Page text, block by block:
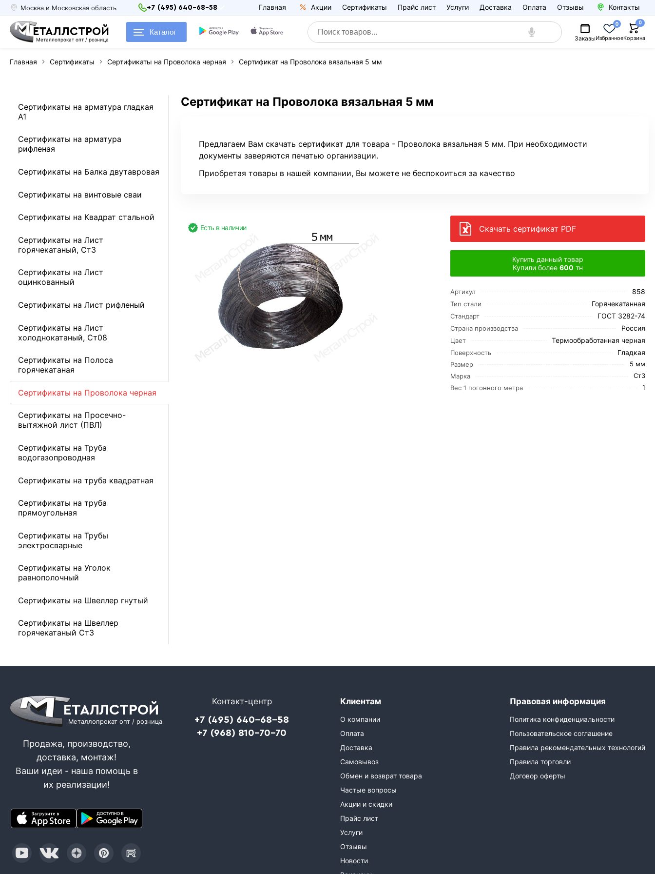
Москва и Московская область +7 (495) 640-68-58 Главная Акции Сертификаты Прайс лист Услуги Доставка Оплата Отзывы Контакты
ЕТАЛЛСТРОЙ
Металлопрокат опт / розница
Каталог
ЗаказыИзбранное
0
Корзина
0
Главная Сертификаты Сертификаты на Проволока черная Сертификат на Проволока вязальная 5 мм
Сертификаты на арматура гладкая
А1
Сертификаты на арматура
рифленая
Сертификаты на Балка двутавровая
Сертификаты на винтовые сваи
Сертификаты на Квадрат стальной
Сертификаты на Лист
горячекатаный, Ст3
Сертификаты на Лист
оцинкованный
Сертификаты на Лист рифленый
Сертификаты на Лист
холоднокатаный, Ст08
Сертификаты на Полоса
горячекатаная
Сертификаты на Проволока черная
Сертификаты на Просечно-
вытяжной лист (ПВЛ)
Сертификаты на Труба
водогазопроводная
Сертификаты на труба квадратная
Сертификаты на труба
прямоугольная
Сертификаты на Трубы
электросварные
Сертификаты на Уголок
равнополочный
Сертификаты на Швеллер гнутый
Сертификаты на Швеллер
горячекатаный Ст3
Сертификат на Проволока вязальная 5 мм
Предлагаем Вам скачать сертификат для товара - Проволока вязальная 5 мм. При необходимости
документы заверяются печатью организации.
Приобретая товары в нашей компании, Вы можете не беспокоиться за качество
Есть в наличии Скачать сертификат PDF
Купить данный товар
Купили более 600 тн
Артикул 858
Тип стали Горячекатанная
Стандарт ГОСТ 3282-74
Страна производства Россия
Цвет Термообработанная черная
Поверхность Гладкая
Размер
5 мм
Марка
Ст3
Вес 1 погонного метра
1
ЕТАЛЛСТРОЙ
Металлопрокат опт / розница
Продажа, производство,
доставка, монтаж!
Ваши идеи - наша помощь в
их реализации!
Контакт-центр
+7 (495) 640-68-58
+7 (968) 810-70-70
Клиентам
О компании
Оплата
Доставка
Самовывоз
Обмен и возврат товара
Частые вопросы
Акции и скидки
Прайс лист
Услуги
Отзывы
Новости
Правовая информация
Политика конфиденциальности
Пользовательское соглашение
Правила рекомендательных технологий
Правила торговли
Договор оферты